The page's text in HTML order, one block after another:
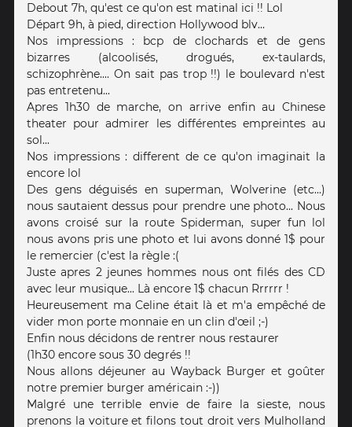
Debout 7h, qu'est ce qu'on est matinal ici !! Lol
Départ 9h, à pied, direction Hollywood blv...
Nos impressions : bcp de clochards et de gens
bizarres (alcoolisés, drogués, ex-taulards,
schizophrène.... On sait pas trop !!) le boulevard n'est
pas entretenu...
Apres 1h30 de marche, on arrive enfin au Chinese
theater pour admirer les différentes empreintes au
sol...
Nos impressions : different de ce qu'on imaginait la
encore lol
Des gens déguisés en superman, Wolverine (etc...)
nous sautaient dessus pour prendre une photo... Nous
avons croisé sur la route Spiderman, super fun lol
nous avons pris une photo et lui avons donné 1$ pour
le remercier (c'est la règle :(
Juste apres 2 jeunes hommes nous ont filés des CD
avec leur musique... Là encore 1$ chacun Rrrrrr !
Heureusement ma Celine était là et m'a empêché de
vider mon porte monnaie en un clin d'œil ;-)
Enfin nous décidons de rentrer nous restaurer
(1h30 encore sous 30 degrés !!
Nous allons déjeuner au Wayback Burger et goûter
notre premier burger américain :-))
Malgré une terrible envie de faire la sieste, nous
prenons la voiture et filons tout droit vers Mulholland